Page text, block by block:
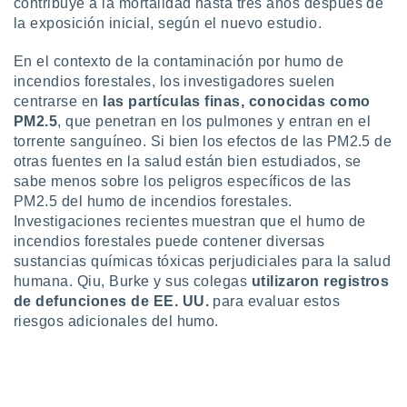
utilizar
crear un
la
contenido
medir el
de la
el
del
de
o a través
de
de
contribuye a la mortalidad hasta tres años después de
la exposición inicial, según el nuevo estudio.
En el contexto de la contaminación por humo de
incendios forestales, los investigadores suelen
centrarse en
las partículas finas, conocidas como
PM2.5, que penetran en los pulmones y entran en el
torrente sanguíneo. Si bien los efectos de las PM2.5 de
otras fuentes en la salud están bien estudiados, se
sabe menos sobre los peligros específicos de las
PM2.5 del humo de incendios forestales.
Investigaciones recientes muestran que el humo de
incendios forestales puede contener diversas
sustancias químicas tóxicas perjudiciales para la salud
humana. Qiu, Burke y sus colegas utilizaron registros
de defunciones de EE. UU. para evaluar estos
riesgos adicionales del humo.